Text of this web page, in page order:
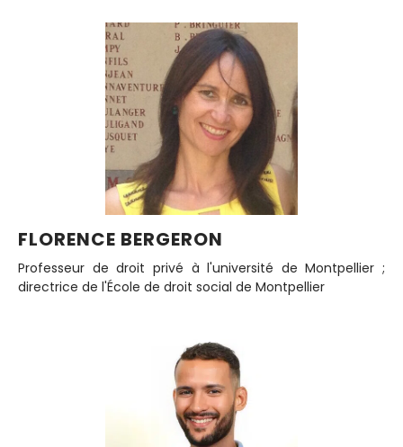
FLORENCE BERGERON
Professeur de droit privé à l'université de Montpellier ;
directrice de l'École de droit social de Montpellier